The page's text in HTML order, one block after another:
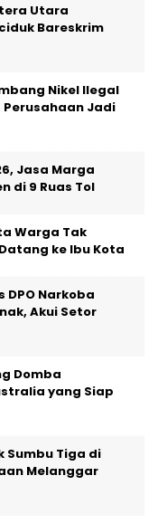
Utara
Bareskrim
Nikel Ilegal
Perusahaan Jadi
Jasa Marga
di 9 Ruas Tol
Warga Tak
ke Ibu Kota
DPO Narkoba
Akui Setor
Domba
yang Siap
Sumbu Tiga di
Melanggar